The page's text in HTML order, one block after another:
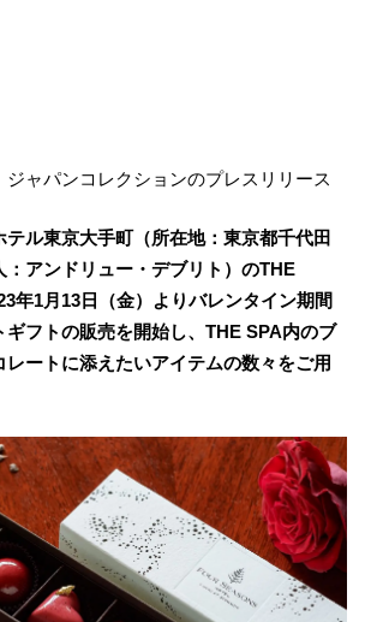
ャパンコレクションのプレスリリース
ル東京大手町（所在地：東京都千代田
：アンドリュー・デブリト）のTHE
年1月13日（金）よりバレンタイン期間
ギフトの販売を開始し、THE SPA内のブ
レートに添えたいアイテムの数々をご用